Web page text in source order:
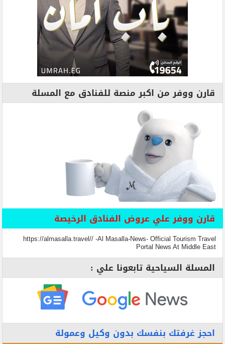
قارن ووفر من اكبر منصة للفنادق مع المسلة
قارن ووفر علي عروض الفنادق الرخيصة
https://almasalla.travel// -Al Masalla-News- Official Tourism Travel
Portal News At Middle East
المسلة السياحية تابعونا علي :
احجز غرفتك بنفسك بدون وكيل وعمولة